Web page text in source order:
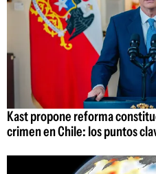
Kast propone reforma
crimen en Chile: los puntos